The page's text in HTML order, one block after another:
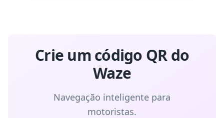
Crie um código QR do
Waze
Navegação inteligente para
motoristas.